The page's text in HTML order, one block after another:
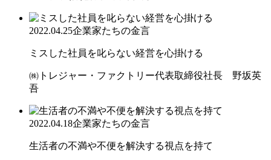
2022.04.25企業家たちの金言
ミスした社員を叱らない経営を心掛ける
㈱トレジャー・ファクトリー代表取締役社長 野坂英
吾
2022.04.18企業家たちの金言
生活者の不満や不便を解決する視点を持て